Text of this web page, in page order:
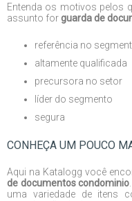
Entenda os motivos pelos
assunto forguarda de
referência no
altamente qualificada
precursora no setor
líder do segmento
segura
CONHEÇA UM POUCO
Aqui na Katalogg você
de documentos condominio
uma variedade de itens